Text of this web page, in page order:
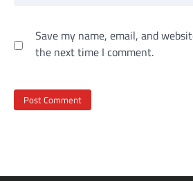
Save my name, email, and
the next time I comment.